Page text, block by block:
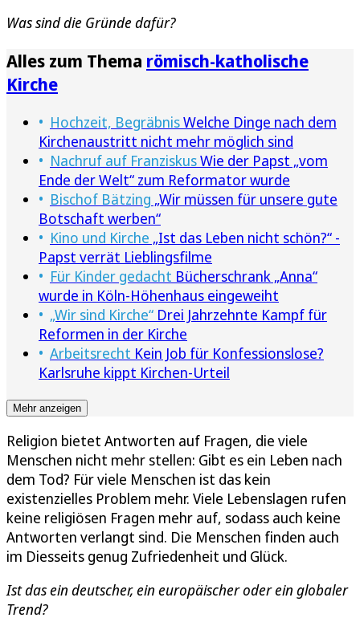
Was sind die Gründe dafür?
Alles zum Thema römisch-katholische
Kirche
Hochzeit, BegräbnisWelche Dinge nach dem
Kirchenaustritt nicht mehr möglich sind
Nachruf auf FranziskusWie der Papst „vom
Ende der Welt“ zum Reformator wurde
Bischof Bätzing „Wir müssen für unsere gute
Botschaft werben“
Kino und Kirche „Ist das Leben nicht schön?“ -
Papst verrät Lieblingsfilme
Für Kinder gedacht Bücherschrank „Anna“
wurde in Köln-Höhenhaus eingeweiht
„Wir sind Kirche“ Drei Jahrzehnte Kampf für
Reformen in der Kirche
Arbeitsrecht Kein Job für Konfessionslose?
Karlsruhe kippt Kirchen-Urteil
Mehr anzeigen
Religion bietet Antworten auf Fragen, die viele
Menschen nicht mehr stellen: Gibt es ein Leben nach
dem Tod? Für viele Menschen ist das kein
existenzielles Problem mehr. Viele Lebenslagen rufen
keine religiösen Fragen mehr auf, sodass auch keine
Antworten verlangt sind. Die Menschen finden auch
im Diesseits genug Zufriedenheit und Glück.
Ist das ein deutscher, ein europäischer oder ein globaler
Trend?